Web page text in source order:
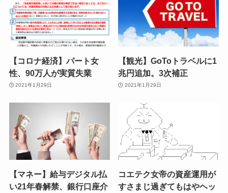
【コロナ経済】パート女
性、90万人が実質失業
2021年1月29日
【観光】GoToトラベルに1
兆円追加。3次補正
2021年1月29日
【マネー】給与デジタル払
い21年春解禁、銀行口座介
コエテク女帝の資産運用が
すさまじ過ぎてもはやヘッ